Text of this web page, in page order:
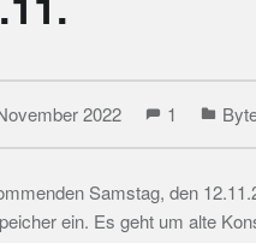
2022 1
Samstag, den
ein. Es geht um alte